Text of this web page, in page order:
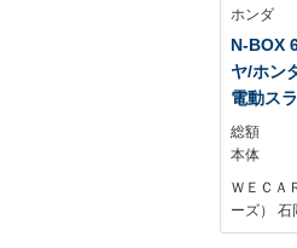
ホンダ
N-BOX
ヤ/ホン
電動ス
線逸脱
テム/ヘ
LED/
り防止
ングス
総額
本体
ＷＥＣＡ
ーズ） 石